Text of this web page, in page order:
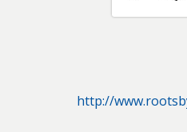
http://